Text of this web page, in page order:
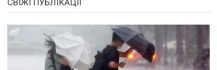
СВІЖІ ПУБЛІКАЦІЇ